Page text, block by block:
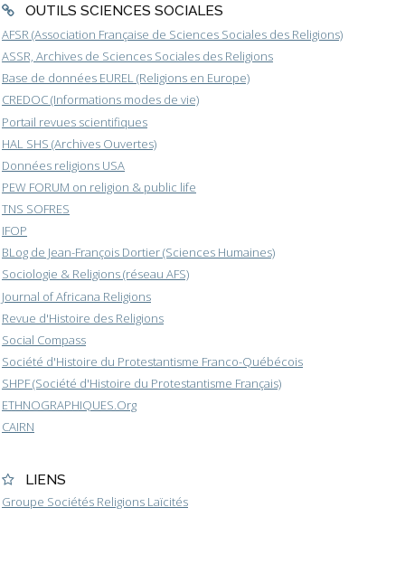
OUTILS SCIENCES SOCIALES
AFSR (Association Française de Sciences Sociales des Religions)
ASSR, Archives de Sciences Sociales des Religions
Base de données EUREL (Religions en Europe)
CREDOC (Informations modes de vie)
Portail revues scientifiques
HAL SHS (Archives Ouvertes)
Données religions USA
PEW FORUM on religion & public life
TNS SOFRES
IFOP
BLog de Jean-François Dortier (Sciences Humaines)
Sociologie & Religions (réseau AFS)
Journal of Africana Religions
Revue d'Histoire des Religions
Social Compass
Société d'Histoire du Protestantisme Franco-Québécois
SHPF (Société d'Histoire du Protestantisme Français)
ETHNOGRAPHIQUES.Org
CAIRN
LIENS
Groupe Sociétés Religions Laïcités